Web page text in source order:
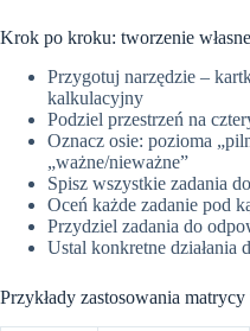
Krok po kroku: tworzenie
Przygotuj narzędzie –
kalkulacyjny
Podziel przestrzeń na
Oznacz osie: pozioma
„ważne/nieważne”
Spisz wszystkie zadania
Oceń każde zadanie pod
Przydziel zadania do
Ustal konkretne działania
Przykłady zastosowania